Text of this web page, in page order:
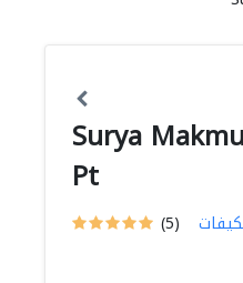
Surya
Pt
(5)